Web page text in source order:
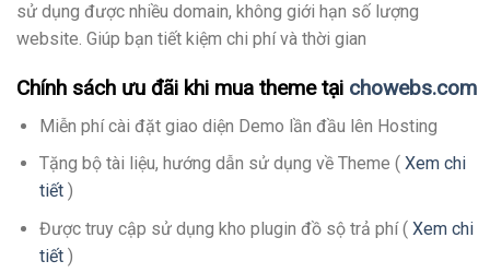
sử dụng được nhiều domain, không giới hạn số lượng
website. Giúp bạn tiết kiệm chi phí và thời gian
Chính sách ưu đãi khi mua theme tại chowebs.com
Miễn phí cài đặt giao diện Demo lần đầu lên Hosting
Tặng bộ tài liệu, hướng dẫn sử dụng về Theme ( Xem chi
tiết)
Được truy cập sử dụng kho plugin đồ sộ trả phí ( Xem chi
tiết)